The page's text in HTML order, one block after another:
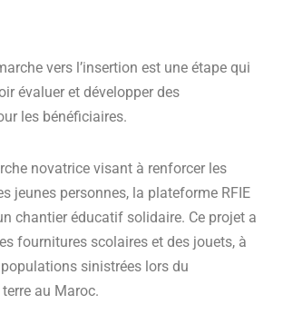
vers l’insertion est une étape qui
évaluer et développer des
les bénéficiaires.
novatrice visant à renforcer les
jeunes personnes, la plateforme RFIE
chantier éducatif solidaire. Ce projet a
fournitures scolaires et des jouets, à
sinistrées lors du
au Maroc.